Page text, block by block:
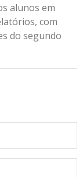
alunos em
com
do segundo